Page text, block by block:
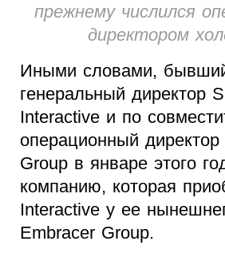
прежнему числился
директором
Иными словами,
генеральный директор
Interactive и по
операционный
Group в январе этого
компанию, которая
Interactive у ее
Embracer Group.